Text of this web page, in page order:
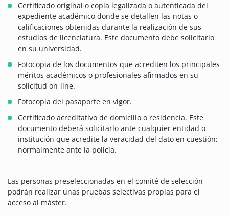
Certificado original o copia legalizada o autenticada del
expediente académico donde se detallen las notas o
calificaciones obtenidas durante la realización de sus
estudios de licenciatura. Este documento debe solicitarlo
en su universidad.
Fotocopia de los documentos que acrediten los principales
méritos académicos o profesionales afirmados en su
solicitud on-line.
Fotocopia del pasaporte en vigor.
Certificado acreditativo de domicilio o residencia. Este
documento deberá solicitarlo ante cualquier entidad o
institución que acredite la veracidad del dato en cuestión;
normalmente ante la policía.
Las personas preseleccionadas en el comité de selección
podrán realizar unas pruebas selectivas propias para el
acceso al máster.